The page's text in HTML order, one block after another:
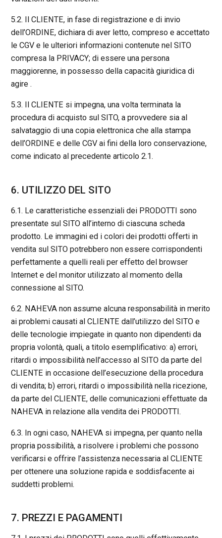
5.2. Il CLIENTE, in fase di registrazione e di invio
dell’ORDINE, dichiara di aver letto, compreso e accettato
le CGV e le ulteriori informazioni contenute nel SITO
compresa la PRIVACY; di essere una persona
maggiorenne, in possesso della capacità giuridica di
agire .
5.3. Il CLIENTE si impegna, una volta terminata la
procedura di acquisto sul SITO, a provvedere sia al
salvataggio di una copia elettronica che alla stampa
dell’ORDINE e delle CGV ai fini della loro conservazione,
come indicato al precedente articolo 2.1.
6. UTILIZZO DEL SITO
6.1. Le caratteristiche essenziali dei PRODOTTI sono
presentate sul SITO all’interno di ciascuna scheda
prodotto. Le immagini ed i colori dei prodotti offerti in
vendita sul SITO potrebbero non essere corrispondenti
perfettamente a quelli reali per effetto del browser
Internet e del monitor utilizzato al momento della
connessione al SITO.
6.2. NAHEVA non assume alcuna responsabilità in merito
ai problemi causati al CLIENTE dall’utilizzo del SITO e
delle tecnologie impiegate in quanto non dipendenti da
propria volontà, quali, a titolo esemplificativo: a) errori,
ritardi o impossibilità nell’accesso al SITO da parte del
CLIENTE in occasione dell’esecuzione della procedura
di vendita; b) errori, ritardi o impossibilità nella ricezione,
da parte del CLIENTE, delle comunicazioni effettuate da
NAHEVA in relazione alla vendita dei PRODOTTI.
6.3. In ogni caso, NAHEVA si impegna, per quanto nella
propria possibilità, a risolvere i problemi che possono
verificarsi e offrire l’assistenza necessaria al CLIENTE
per ottenere una soluzione rapida e soddisfacente ai
suddetti problemi.
7. PREZZI E PAGAMENTI